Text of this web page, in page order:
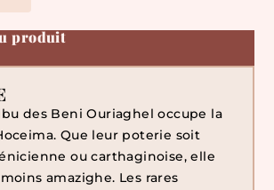
produit
des Beni Ouriaghel occupe la
Que leur poterie soit
ou carthaginoise, elle
amazighe. Les rares